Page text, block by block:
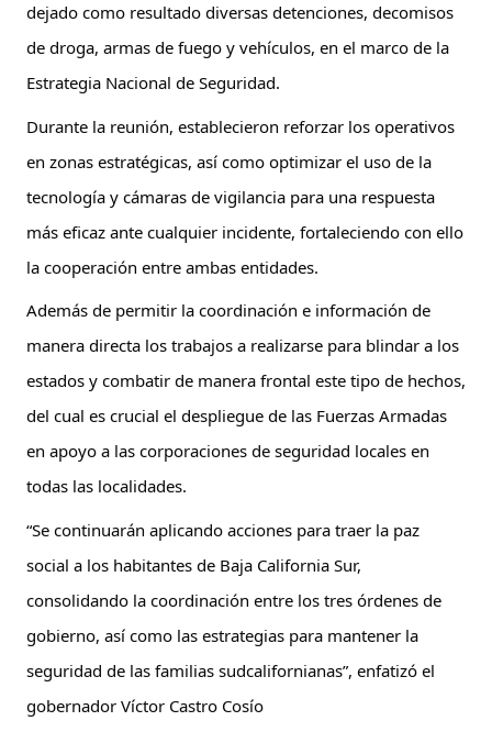
dejado como resultado diversas detenciones, decomisos
de droga, armas de fuego y vehículos, en el marco de la
Estrategia Nacional de Seguridad.
Durante la reunión, establecieron reforzar los operativos
en zonas estratégicas, así como optimizar el uso de la
tecnología y cámaras de vigilancia para una respuesta
más eficaz ante cualquier incidente, fortaleciendo con ello
la cooperación entre ambas entidades.
Además de permitir la coordinación e información de
manera directa los trabajos a realizarse para blindar a los
estados y combatir de manera frontal este tipo de hechos,
del cual es crucial el despliegue de las Fuerzas Armadas
en apoyo a las corporaciones de seguridad locales en
todas las localidades.
“Se continuarán aplicando acciones para traer la paz
social a los habitantes de Baja California Sur,
consolidando la coordinación entre los tres órdenes de
gobierno, así como las estrategias para mantener la
seguridad de las familias sudcalifornianas”, enfatizó el
gobernador Víctor Castro Cosío